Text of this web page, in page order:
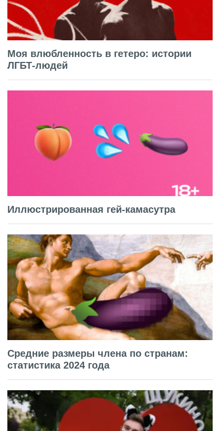
Моя влюбленность в гетеро: истории
ЛГБТ-людей
Иллюстрированная гей-камасутра
Средние размеры члена по странам:
статистика 2024 года